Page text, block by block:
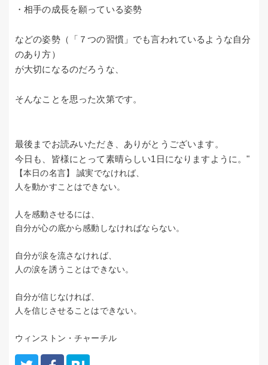
・相手の成長を願っている姿勢
などの姿勢（「７つの習慣」でも言われているような自分
のあり方）
が大切になるのだろうな、
そんなことを思った次第です。
最後までお読みいただき、ありがとうございます。
今日も、皆様にとって素晴らしい1日になりますように。"
【本日の名言】
誠実でなければ、
人を動かすことはできない。
人を感動させるには、
自分が心の底から感動しなければならない。
自分が涙を流さなければ、
人の涙を誘うことはできない。
自分が信じなければ、
人を信じさせることはできない。
ウィンストン・チャーチル